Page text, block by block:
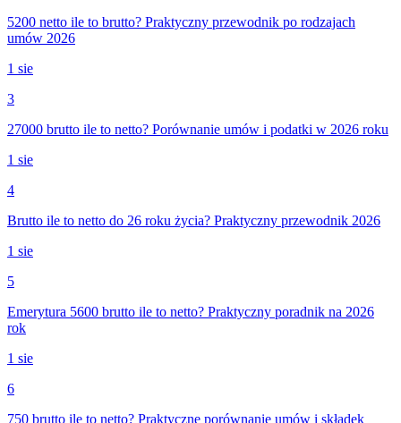
5200 netto ile to brutto? Praktyczny przewodnik po rodzajach
umów 2026
1 sie
3
27000 brutto ile to netto? Porównanie umów i podatki w 2026 roku
1 sie
4
Brutto ile to netto do 26 roku życia? Praktyczny przewodnik 2026
1 sie
5
Emerytura 5600 brutto ile to netto? Praktyczny poradnik na 2026
rok
1 sie
6
750 brutto ile to netto? Praktyczne porównanie umów i składek